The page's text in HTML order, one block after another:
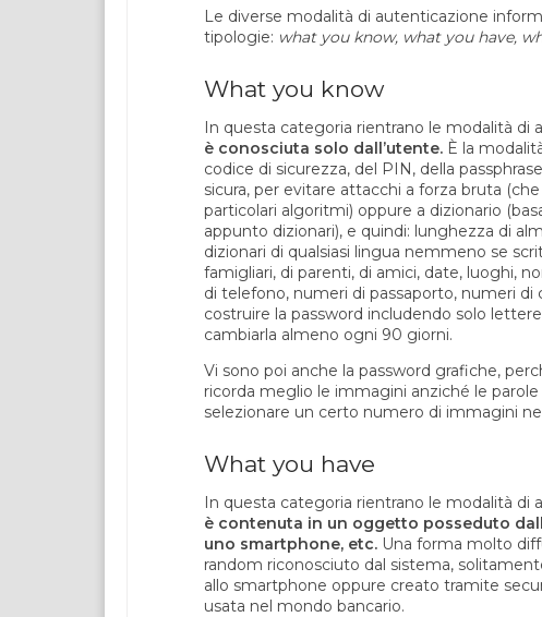
Le diverse modalità di autenticazione
tipologie: what you know, what you have,
What you know
In questa categoria rientrano le modalità di
è conosciuta solo dall’utente. È la
codice di sicurezza, del PIN, della
sicura, per evitare attacchi a forza bruta
particolari algoritmi) oppure a dizionario
appunto dizionari), e quindi: lunghezza di
dizionari di qualsiasi lingua nemmeno se
famigliari, di parenti, di amici, date, luoghi,
di telefono, numeri di passaporto, numeri
costruire la password includendo solo
cambiarla almeno ogni 90 giorni.
Vi sono poi anche la password grafiche,
ricorda meglio le immagini anziché le
selezionare un certo numero di immagini
What you have
In questa categoria rientrano le modalità di
è contenuta in un oggetto posseduto
uno smartphone, etc. Una forma molto
random riconosciuto dal sistema,
allo smartphone oppure creato tramite
usata nel mondo bancario.